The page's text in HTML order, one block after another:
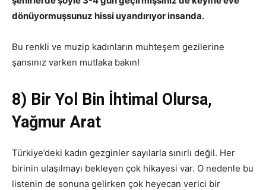
dönüyormuşsunuz hissi uyandırıyor insanda.
Bu renkli ve muzip kadınların muhteşem gezilerine
şansınız varken mutlaka bakın!
8) Bir Yol Bin İhtimal Olursa,
Yağmur Arat
Türkiye’deki kadın gezginler sayılarla sınırlı değil. Her
birinin ulaşılmayı bekleyen çok hikayesi var. O nedenle bu
listenin de sonuna gelirken çok heyecan verici bir